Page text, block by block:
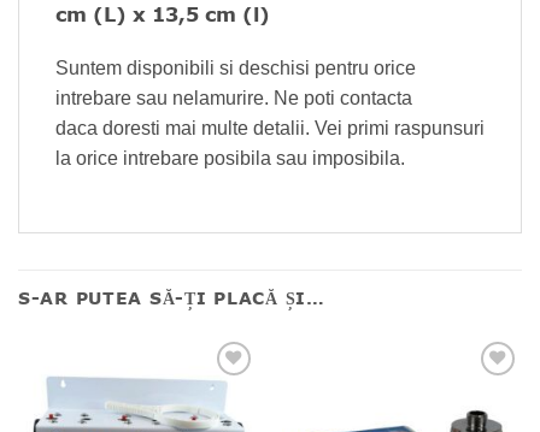
cm (L) x 13,5 cm (l)
Suntem disponibili si deschisi pentru orice
intrebare sau nelamurire. Ne poti contacta
daca doresti mai multe detalii. Vei primi raspunsuri
la orice intrebare posibila sau imposibila.
S-AR PUTEA SĂ-ȚI PLACĂ ȘI…